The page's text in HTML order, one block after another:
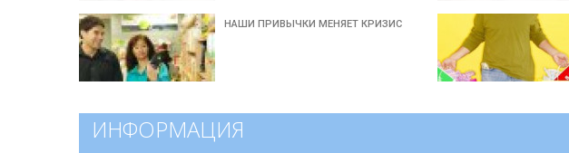
НАШИ ПРИВЫЧКИ МЕНЯЕТ КРИЗИС
ИНФОРМАЦИЯ